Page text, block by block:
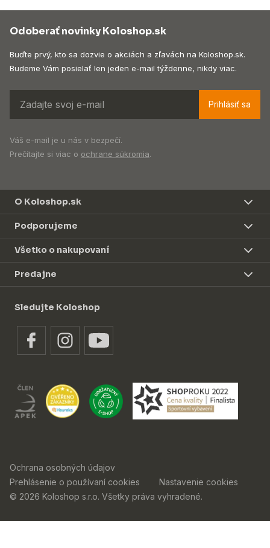
Odoberať novinky Koloshop.sk
Buďte prvý, kto sa dozvie o akciách a zľavách na Koloshop.sk.
Budeme Vám posielať len jeden e-mail týždenne, nikdy viac.
Prihlásiť sa
Váš e-mail je u nás v bezpečí.
Prečítajte si viac o ochrane súkromia.
O Koloshop.sk
Podporujeme
Všetko o nakupovaní
Predajne
Sledujte Koloshop
Ochrana osobných údajov
Prehlásenie o používaní cookies
Nastavenie cookies
© 2026 Koloshop s.r.o. Všetky práva vyhradené.